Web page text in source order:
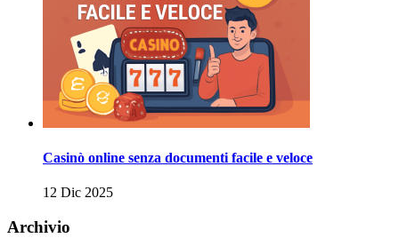
Casinò online senza documenti facile e veloce
12 Dic 2025
Archivio